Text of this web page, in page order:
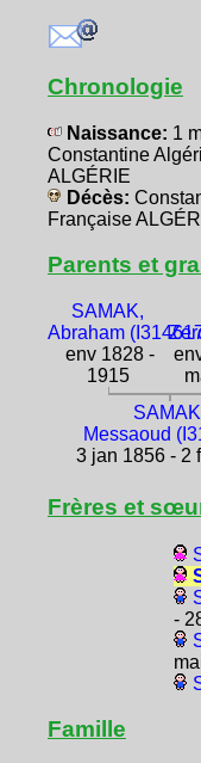
Chronologie
Naissance: 1
Constantine
ALGÉRIE
Décès:
Française
Parents et
SAMAK,
Abraham
env 1828 -
1915
Messaoud
3 jan 1856 - 2
Frères et
-
Famille